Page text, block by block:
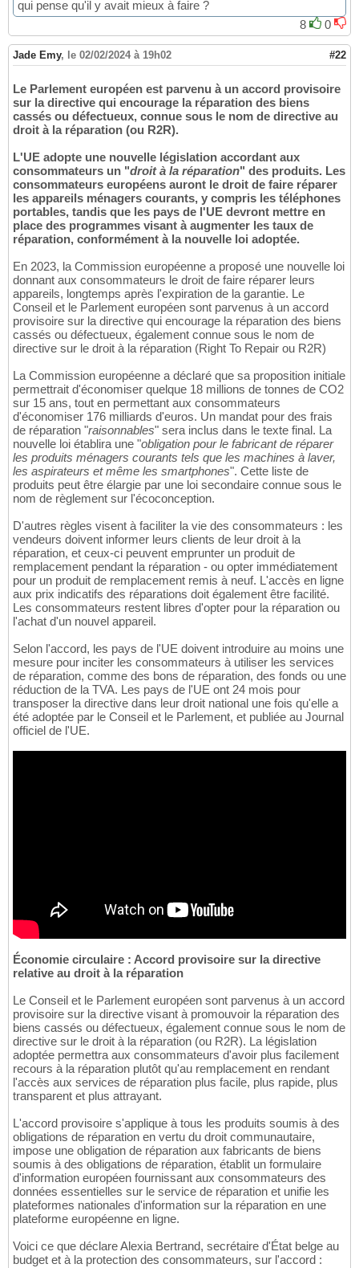
qui pense qu'il y avait mieux à faire ?
8
0
Jade Emy, le 02/02/2024 à 19h02 #22
Le Parlement européen est parvenu à un accord provisoire
sur la directive qui encourage la réparation des biens
cassés ou défectueux, connue sous le nom de directive au
droit à la réparation (ou R2R).
L'UE adopte une nouvelle législation accordant aux
consommateurs un "droit à la réparation" des produits. Les
consommateurs européens auront le droit de faire réparer
les appareils ménagers courants, y compris les téléphones
portables, tandis que les pays de l'UE devront mettre en
place des programmes visant à augmenter les taux de
réparation, conformément à la nouvelle loi adoptée.
En 2023, la Commission européenne a proposé une nouvelle loi
donnant aux consommateurs le droit de faire réparer leurs
appareils, longtemps après l'expiration de la garantie. Le
Conseil et le Parlement européen sont parvenus à un accord
provisoire sur la directive qui encourage la réparation des biens
cassés ou défectueux, également connue sous le nom de
directive sur le droit à la réparation (Right To Repair ou R2R)
La Commission européenne a déclaré que sa proposition initiale
permettrait d'économiser quelque 18 millions de tonnes de CO2
sur 15 ans, tout en permettant aux consommateurs
d'économiser 176 milliards d'euros. Un mandat pour des frais
de réparation "raisonnables" sera inclus dans le texte final. La
nouvelle loi établira une "obligation pour le fabricant de réparer
les produits ménagers courants tels que les machines à laver,
les aspirateurs et même les smartphones". Cette liste de
produits peut être élargie par une loi secondaire connue sous le
nom de règlement sur l'écoconception.
D'autres règles visent à faciliter la vie des consommateurs : les
vendeurs doivent informer leurs clients de leur droit à la
réparation, et ceux-ci peuvent emprunter un produit de
remplacement pendant la réparation - ou opter immédiatement
pour un produit de remplacement remis à neuf. L'accès en ligne
aux prix indicatifs des réparations doit également être facilité.
Les consommateurs restent libres d'opter pour la réparation ou
l'achat d'un nouvel appareil.
Selon l'accord, les pays de l'UE doivent introduire au moins une
mesure pour inciter les consommateurs à utiliser les services
de réparation, comme des bons de réparation, des fonds ou une
réduction de la TVA. Les pays de l'UE ont 24 mois pour
transposer la directive dans leur droit national une fois qu'elle a
été adoptée par le Conseil et le Parlement, et publiée au Journal
officiel de l'UE.
Économie circulaire : Accord provisoire sur la directive
relative au droit à la réparation
Le Conseil et le Parlement européen sont parvenus à un accord
provisoire sur la directive visant à promouvoir la réparation des
biens cassés ou défectueux, également connue sous le nom de
directive sur le droit à la réparation (ou R2R). La législation
adoptée permettra aux consommateurs d'avoir plus facilement
recours à la réparation plutôt qu'au remplacement en rendant
l'accès aux services de réparation plus facile, plus rapide, plus
transparent et plus attrayant.
L'accord provisoire s'applique à tous les produits soumis à des
obligations de réparation en vertu du droit communautaire,
impose une obligation de réparation aux fabricants de biens
soumis à des obligations de réparation, établit un formulaire
d'information européen fournissant aux consommateurs des
données essentielles sur le service de réparation et unifie les
plateformes nationales d'information sur la réparation en une
plateforme européenne en ligne.
Voici ce que déclare Alexia Bertrand, secrétaire d'État belge au
budget et à la protection des consommateurs, sur l'accord :